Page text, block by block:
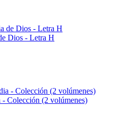
Dios - Letra H
- Colección (2 volúmenes)